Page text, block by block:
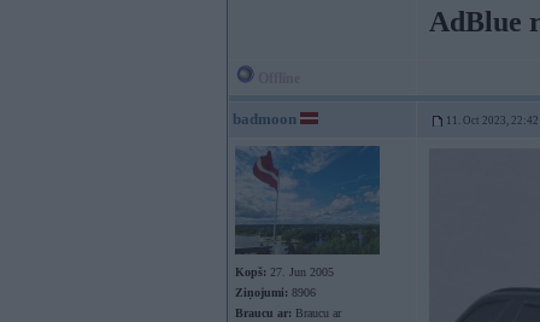
AdBlue
badmoon 11. Oct 2023, 22:42
Kopš: 27. Jun 2005
Ziņojumi: 8906
Braucu ar: Braucu ar